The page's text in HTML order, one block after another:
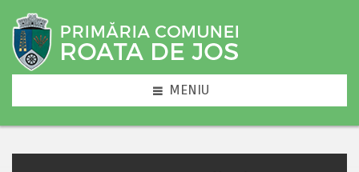
MENIU